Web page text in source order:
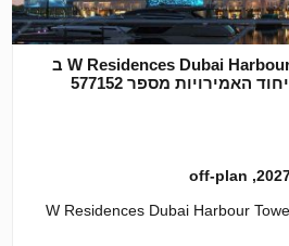
פרויקט פיתוח W Residences Dubai Harbour Tower 2 ב
W Residences Dubai Harbour